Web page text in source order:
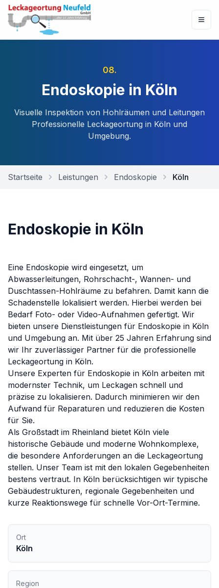
08.
Endoskopie in Köln
Visuelle Inspektion von Hohlräumen und Leitungen
Professionelle Leckageortung in Köln und
Umgebung.
Startseite Leistungen Endoskopie Köln
Endoskopie in Köln
Eine Endoskopie wird eingesetzt, um
Abwasserleitungen, Rohrschacht-, Wannen- und
Duschtassen-Hohlräume zu befahren. Damit kann die
Schadenstelle lokalisiert werden. Hierbei werden bei
Bedarf Foto- oder Video-Aufnahmen gefertigt. Wir
bieten unsere Dienstleistungen für Endoskopie in Köln
und Umgebung an. Mit über 25 Jahren Erfahrung sind
wir Ihr zuverlässiger Partner für die professionelle
Leckageortung in Köln.
Unsere Experten für Endoskopie in Köln arbeiten mit
modernster Technik, um Leckagen schnell und
präzise zu lokalisieren. Dadurch minimieren wir den
Aufwand für Reparaturen und reduzieren die Kosten
für Sie.
Als Großstadt im Rheinland bietet Köln viele
historische Gebäude und moderne Wohnkomplexe,
die besondere Anforderungen an die Leckageortung
stellen. Unser Team ist mit den lokalen Gegebenheiten
bestens vertraut. In Köln berücksichtigen wir typische
Gebäudestrukturen, regionale Gegebenheiten und
kurze Reaktionswege für schnelle Vor-Ort-Termine.
Ort
Köln
Region